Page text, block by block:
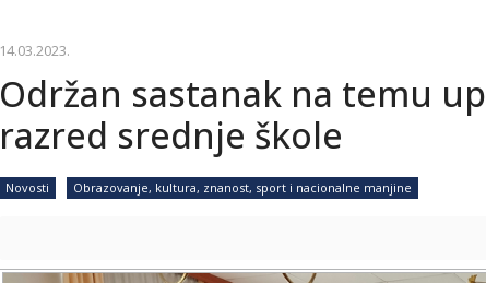
14.03.2023.
Održan sastanak na temu
razred srednje škole
Novosti Obrazovanje, kultura, znanost, sport i nacionalne manjine